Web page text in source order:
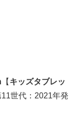
【 キッズタブレッ
世代：2021年発